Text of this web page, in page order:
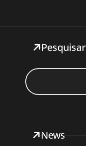
Pesquisar
News